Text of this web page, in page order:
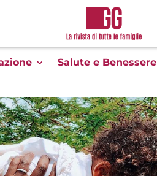
Salute e Benessere